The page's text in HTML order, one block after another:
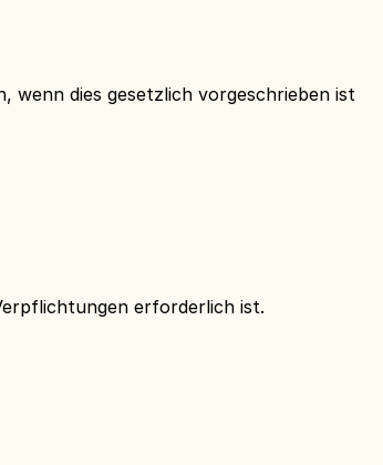
wenn dies gesetzlich vorgeschrieben ist
erforderlich ist.